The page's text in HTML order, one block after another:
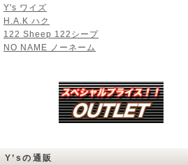
Y's ワイズ
H.A.K ハク
122 Sheep 122シープ
NO NAME ノーネーム
Y’sの通販